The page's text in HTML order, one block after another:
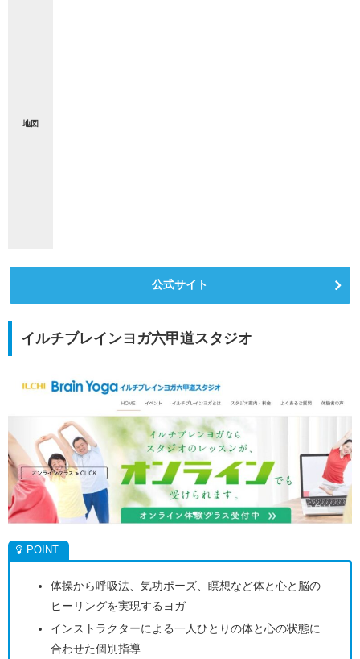
地図
公式サイト
イルチブレインヨガ六甲道スタジオ
体操から呼吸法、気功ポーズ、瞑想など体と心と脳の
ヒーリングを実現するヨガ
インストラクターによる一人ひとりの体と心の状態に
合わせた個別指導